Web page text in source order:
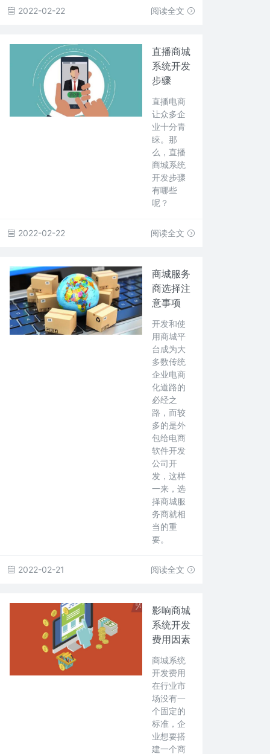
2022-02-22 阅读全文
直播商城
系统开发
步骤
直播电商
让众多企
业十分青
睐。那
么，直播
商城系统
开发步骤
有哪些
呢？
2022-02-22 阅读全文
商城服务
商选择注
意事项
开发和使
用商城平
台成为大
多数传统
企业电商
化道路的
必经之
路，而较
多的是外
包给电商
软件开发
公司开
发，这样
一来，选
择商城服
务商就相
当的重
要。
2022-02-21 阅读全文
影响商城
系统开发
费用因素
商城系统
开发费用
在行业市
场没有一
个固定的
标准，企
业想要搭
建一个商